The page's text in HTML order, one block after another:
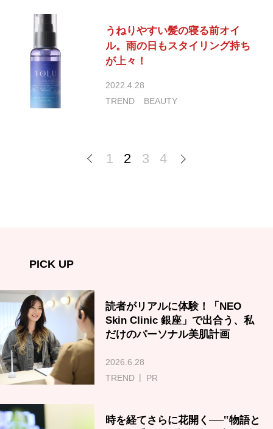
うねりやすい髪の寝る前オイ
ル。雨の日もスタイリング持ち
が上々！
2022.4.28
TREND
BEAUTY
1 2 3 4
PICK UP
読者がリアルに体験！「NEO
Skin Clinic 銀座」で出合う、私
だけのパーソナル美肌計画
2026.6.28
TREND
PR
時を経てさらに花開く──‟物語と